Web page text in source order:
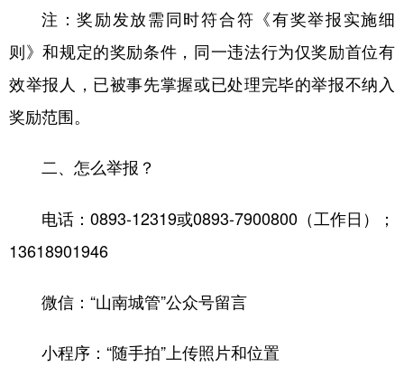
注：奖励发放需同时符合符《有奖举报实施细
则》和规定的奖励条件，同一违法行为仅奖励首位有
效举报人，已被事先掌握或已处理完毕的举报不纳入
奖励范围。
二、怎么举报？
电话：0893-12319或0893-7900800（工作日）；
13618901946
微信：“山南城管”公众号留言
小程序：“随手拍”上传照片和位置